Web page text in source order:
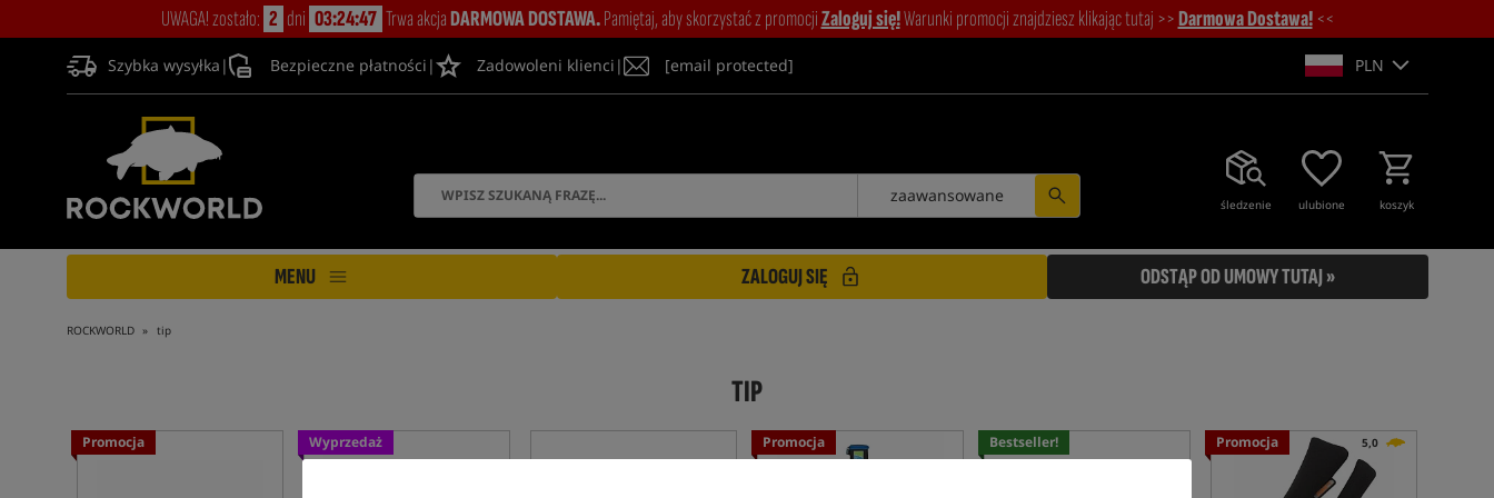
UWAGA! zostało: 2 dni 03:24:46 Trwa akcjaDARMOWA DOSTAWA.Pamiętaj, aby skorzystać z promocjiZaloguj się!Warunki promocji znajdziesz klikając tutaj >>Darmowa Dostawa! <<
Szybka wysyłka | Bezpieczne płatności | Zadowoleni klienci | [email protected] PLN
śledzenie ulubione koszyk
zaawansowane
MENU ZALOGUJ SIĘ ODSTĄP OD UMOWY TUTAJ »
ROCKWORLD tip
TIP
Promocja Wyprzedaż Promocja Bestseller! Promocja 5,0